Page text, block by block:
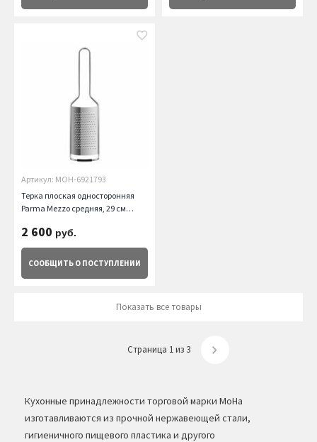
Артикул: MOH-6921793
Терка плоская односторонняя
Parma Mezzo средняя, 29 см
2 600 руб.
СООБЩИТЬ О ПОСТУПЛЕНИИ
Показать все товары
Страница 1 из 3
Кухонные принадлежности торговой марки MoHa
изготавливаются из прочной нержавеющей стали,
гигиеничного пищевого пластика и другого